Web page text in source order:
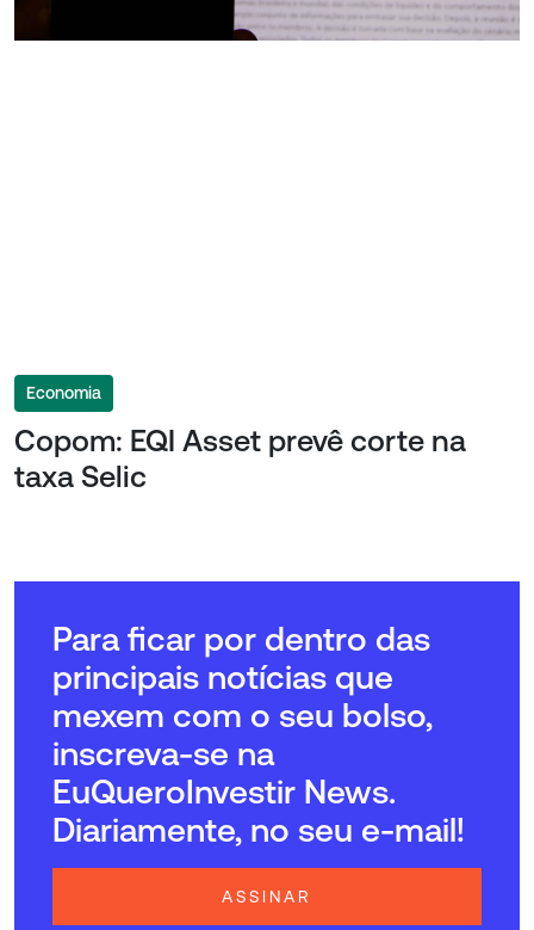
Economia
Copom: EQI Asset prevê corte na
taxa Selic
Para ficar por dentro das
principais notícias que
mexem com o seu bolso,
inscreva-se na
EuQueroInvestir News.
Diariamente, no seu e-mail!
ASSINAR